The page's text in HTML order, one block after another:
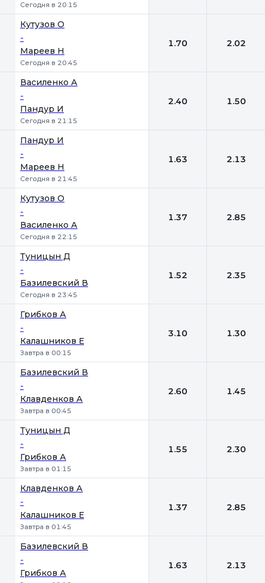
Сегодня в 20:15
Кутузов О
-
Мареев Н
Сегодня в 20:45
1.70 2.02
Василенко А
-
Пандур И
Сегодня в 21:15
2.40 1.50
Пандур И
-
Мареев Н
Сегодня в 21:45
1.63 2.13
Кутузов О
-
Василенко А
Сегодня в 22:15
1.37 2.85
Туницын Д
-
Базилевский В
Сегодня в 23:45
1.52 2.35
Грибков А
-
Калашников Е
Завтра в 00:15
3.10 1.30
Базилевский В
-
Клавденков А
Завтра в 00:45
2.60 1.45
Туницын Д
-
Грибков А
Завтра в 01:15
1.55 2.30
Клавденков А
-
Калашников Е
Завтра в 01:45
1.37 2.85
Базилевский В
-
Грибков А
1.63 2.13